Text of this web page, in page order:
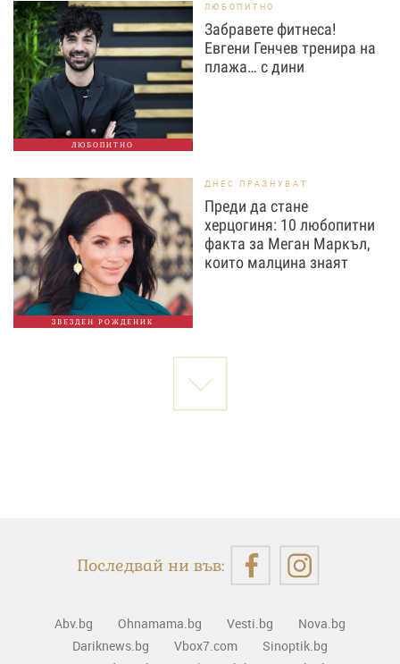
ЛЮБОПИТНО
ЛЮБОПИТНО
Забравете фитнеса!
Евгени Генчев тренира на
плажа… с дини
ЗВЕЗДЕН РОЖДЕНИК
ДНЕС ПРАЗНУВАТ
Преди да стане
херцогиня: 10 любопитни
факта за Меган Маркъл,
които малцина знаят
Последвай ни във:
Abv.bg Ohnamama.bg Vesti.bg
Nova.bg
Dariknews.bg
Vbox7.com
Sinoptik.bg